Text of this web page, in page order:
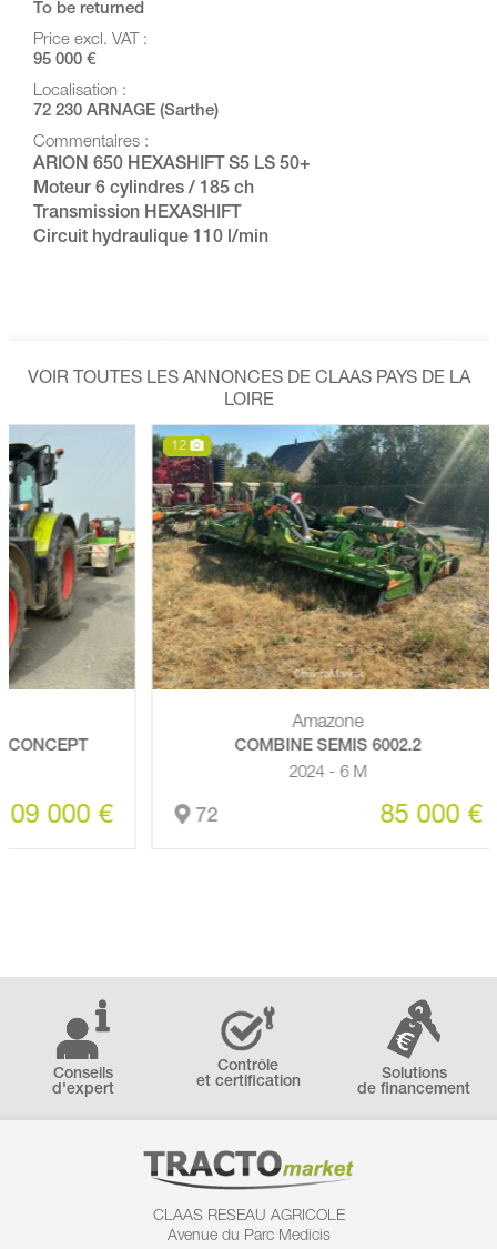
To be returned
Price excl. VAT :
95 000 €
Localisation :
72 230 ARNAGE (Sarthe)
Commentaires :
ARION 650 HEXASHIFT S5 LS 50+
Moteur 6 cylindres / 185 ch
Transmission HEXASHIFT
Circuit hydraulique 110 l/min
VOIR TOUTES LES ANNONCES DE CLAAS PAYS DE LA
LOIRE
€
Amazone
COMBINE SEMIS 6002.2
2024 - 6 M
85 000 €
6
Conseils
d'expert
Contrôle
et certification
Solutions
de financement
CLAAS RESEAU AGRICOLE
Avenue du Parc Medicis